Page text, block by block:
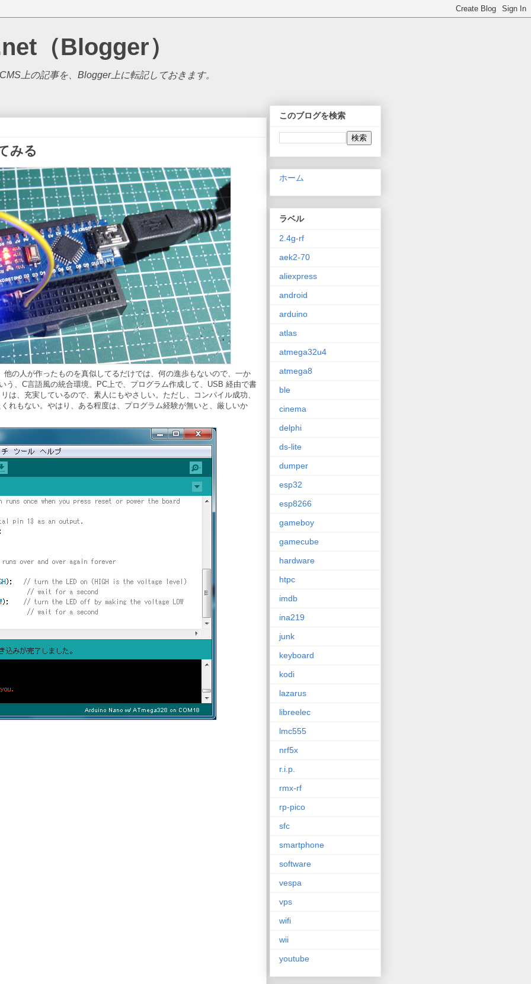
（Blogger）
上の記事を、Blogger上に転記しておきます。
みる
の人が作ったものを真似してるだけでは、何の進歩もないので、一か
う、C言語風の統合環境。PC上で、プログラム作成して、USB 経由で書
は、充実しているので、素人にもやさしい。ただし、コンパイル成功、
れもない。やはり、ある程度は、プログラム経験が無いと、厳しいか
このブログを検索
ホーム
ラベル
2.4g-rf
aek2-70
aliexpress
android
arduino
atlas
atmega32u4
atmega8
ble
cinema
delphi
ds-lite
dumper
esp32
esp8266
gameboy
gamecube
hardware
htpc
imdb
ina219
junk
keyboard
kodi
lazarus
libreelec
lmc555
nrf5x
r.i.p.
rmx-rf
rp-pico
sfc
smartphone
software
vespa
vps
wifi
wii
youtube